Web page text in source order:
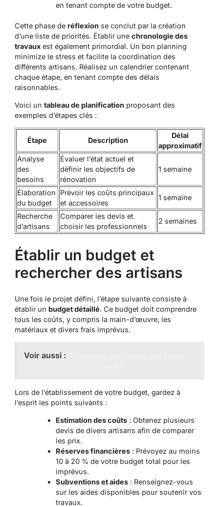
en tenant compte de votre budget.
Cette phase de réflexion se conclut par la création
d’une liste de priorités. Établir une chronologie des
travaux est également primordial. Un bon planning
minimize le stress et facilite la coordination des
différents artisans. Réalisez un calendrier contenant
chaque étape, en tenant compte des délais
raisonnables.
Voici un tableau de planification proposant des
exemples d’étapes clés :
Étape Description
Délai
approximatif
Analyse
des
besoins
Évaluer l’état actuel et
définir les objectifs de
rénovation
1 semaine
Élaboration
du budget
Prévoir les coûts principaux
et accessoires
1 semaine
Recherche
d’artisans
Comparer les devis et
choisir les professionnels
2 semaines
Établir un budget et
rechercher des artisans
Une fois le projet défini, l’étape suivante consiste à
établir un budget détaillé. Ce budget doit comprendre
tous les coûts, y compris la main-d’œuvre, les
matériaux et divers frais imprévus.
Voir aussi :
Lors de l’établissement de votre budget, gardez à
l’esprit les points suivants :
Estimation des coûts: Obtenez plusieurs
devis de divers artisans afin de comparer
les prix.
Réserves financières: Prévoyez au moins
10 à 20 % de votre budget total pour les
imprévus.
Subventions et aides: Renseignez-vous
sur les aides disponibles pour soutenir vos
travaux.